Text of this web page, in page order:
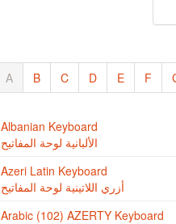
A B C D E F
Albanian Keyboard
الألبانية لوحة المفاتيح
Azeri Latin Keyboard
أزري اللاتينية لوحة المفاتيح
Arabic (102) AZERTY Keyboard